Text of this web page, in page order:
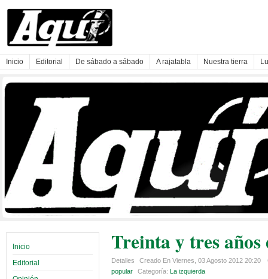
Inicio Editorial De sábado a sábado A rajatabla Nuestra tierra
Inicio
Editorial
Treinta y tres
Detalles Creado En Viernes, 03 Agosto 2012 20:20
popular
Categoría: La izquierda